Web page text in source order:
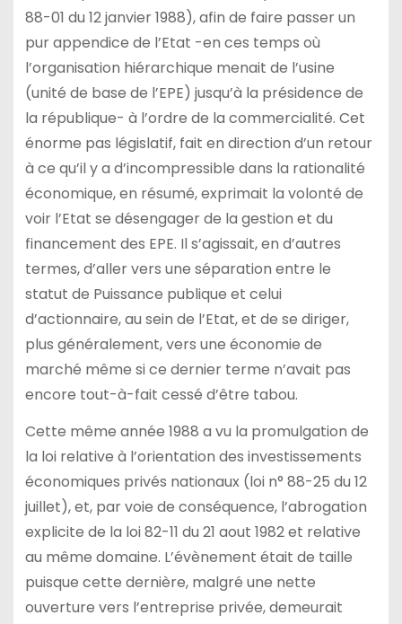
88-01 du 12 janvier 1988), afin de faire passer un
pur appendice de l’Etat -en ces temps où
l’organisation hiérarchique menait de l’usine
(unité de base de l’EPE) jusqu’à la présidence de
la république- à l’ordre de la commercialité. Cet
énorme pas législatif, fait en direction d’un retour
à ce qu’il y a d’incompressible dans la rationalité
économique, en résumé, exprimait la volonté de
voir l’Etat se désengager de la gestion et du
financement des EPE. Il s’agissait, en d’autres
termes, d’aller vers une séparation entre le
statut de Puissance publique et celui
d’actionnaire, au sein de l’Etat, et de se diriger,
plus généralement, vers une économie de
marché même si ce dernier terme n’avait pas
encore tout-à-fait cessé d’être tabou.
Cette même année 1988 a vu la promulgation de
la loi relative à l’orientation des investissements
économiques privés nationaux (loi n° 88-25 du 12
juillet), et, par voie de conséquence, l’abrogation
explicite de la loi 82-11 du 21 aout 1982 et relative
au même domaine. L’évènement était de taille
puisque cette dernière, malgré une nette
ouverture vers l’entreprise privée, demeurait